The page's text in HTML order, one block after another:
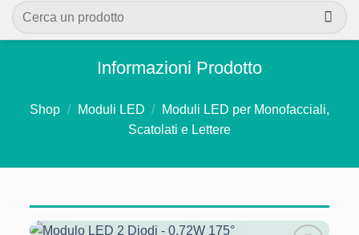
Cerca:
Informazioni Prodotto
Shop / Moduli LED /
Moduli LED per Monofacciali,
Scatolati e Lettere